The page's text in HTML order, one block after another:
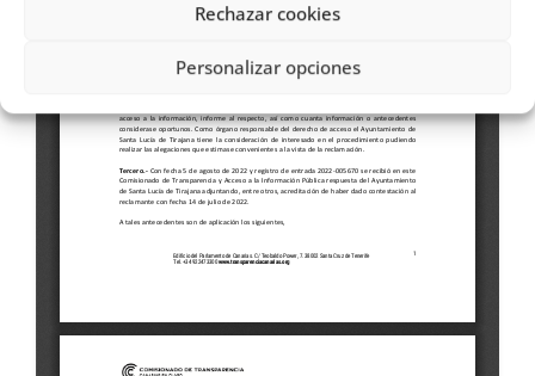
Rechazar cookies
Personalizar opciones